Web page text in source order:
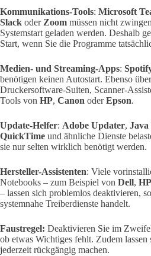
Kommunikations-Tools: Microsoft
Slack oder Zoom müssen nicht
Systemstart geladen werden. Deshalb
Start, wenn Sie die Programme
Medien- und Streaming-Apps:
benötigen keinen Autostart. Ebenso
Druckersoftware-Suiten, Scanner-
Tools von HP, Canon oderEpson.
Update-Helfer: Adobe Updater,
QuickTime und ähnliche Dienste
sie nur selten wirklich benötigt werden.
Hersteller-Assistenten: Viele
Notebooks – zum Beispiel von Dell, HP
– lassen sich problemlos deaktivieren,
systemnahe Treiberdienste handelt.
Faustregel: Deaktivieren Sie im
ob etwas Wichtiges fehlt. Zudem
jederzeit rückgängig machen.